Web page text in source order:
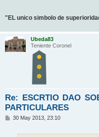
"EL unico simbolo de
Ubeda83
Teniente Coronel
Re: ESCRTIO DAO
PARTICULARES
M
30 May 2013, 23:10